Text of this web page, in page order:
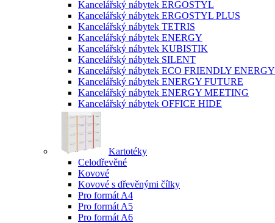
Kancelářský nábytek ERGOSTYL
Kancelářský nábytek ERGOSTYL PLUS
Kancelářský nábytek TETRIS
Kancelářský nábytek ENERGY
Kancelářský nábytek KUBISTIK
Kancelářský nábytek SILENT
Kancelářský nábytek ECO FRIENDLY ENERGY
Kancelářský nábytek ENERGY FUTURE
Kancelářský nábytek ENERGY MEETING
Kancelářský nábytek OFFICE HIDE
Kartotéky
Celodřevěné
Kovové
Kovové s dřevěnými čílky
Pro formát A4
Pro formát A5
Pro formát A6